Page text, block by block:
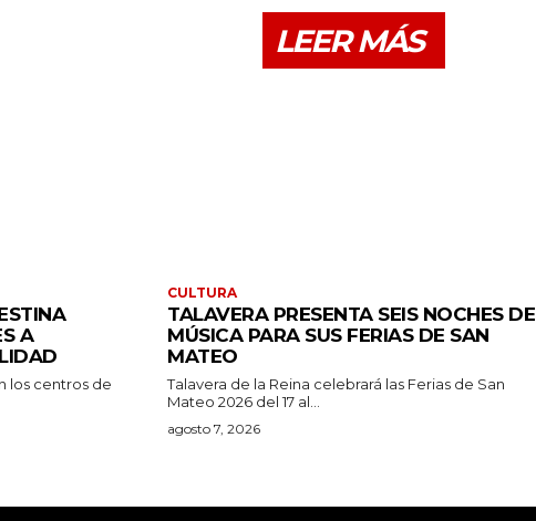
LEER MÁS
A
los centros de
CULTURA
TALAVERA PRESENTA SEIS NOCHES DE
MÚSICA PARA SUS FERIAS DE SAN
MATEO
Talavera de la Reina celebrará las Ferias de San
Mateo 2026 del 17 al...
agosto 7, 2026